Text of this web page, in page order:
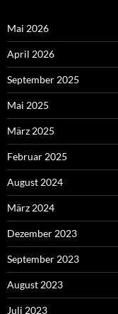
Mai 2026
April 2026
September 2025
Mai 2025
März 2025
Februar 2025
August 2024
März 2024
Dezember 2023
September 2023
August 2023
Juli 2023